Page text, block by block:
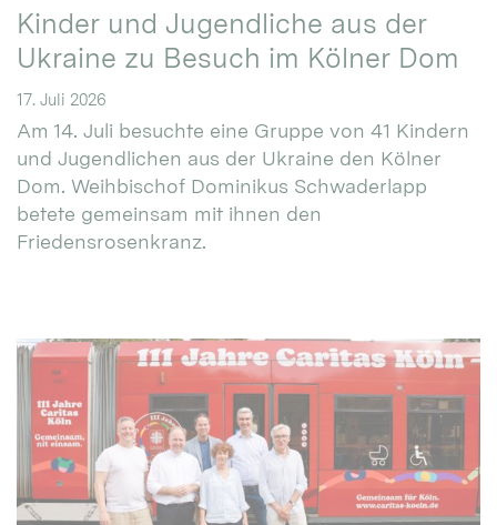
Kinder und Jugendliche aus der
Ukraine zu Besuch im Kölner Dom
17. Juli 2026
Am 14. Juli besuchte eine Gruppe von 41 Kindern
und Jugendlichen aus der Ukraine den Kölner
Dom. Weihbischof Dominikus Schwaderlapp
betete gemeinsam mit ihnen den
Friedensrosenkranz.